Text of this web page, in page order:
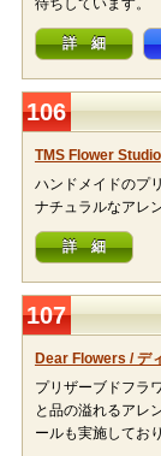
待ちしています。
詳 細
106
TMS Flower Studio
ハンドメイドのプ
ナチュラルなアレ
詳 細
107
Dear Flowers / デ
プリザーブドフラ
と品の溢れるアレ
ールも実施してお